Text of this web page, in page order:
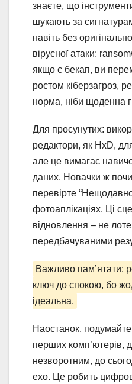
знаєте, що
шукають за
навіть без
вірусної атаки:
якщо є бекап, ви
ростом кіберзагроз,
норма, ніби щоденна
Для просунутих:
редактори, як HxD,
але це вимагає
даних. Новачки ж
перевірте
фотоаплікаціях. Ці
відновлення – не
передбачуваними
Важливо пам’ятати:
ключ до спокою, бо
ідеальна.
Наостанок,
перших комп’ютерів,
незворотним, до
ехо. Це робить